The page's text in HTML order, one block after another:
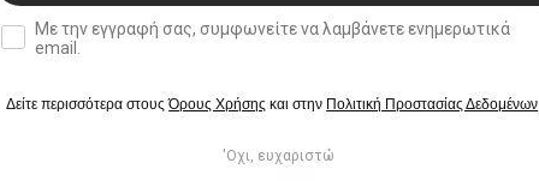
double opt in
Με την εγγραφή σας, συμφωνείτε να λαμβάνετε ενημερωτικά
email.
Δείτε περισσότερα στουςΌρους Χρήσης και στην Πολιτική Προστασίας Δεδομένων
'Οχι, ευχαριστώ